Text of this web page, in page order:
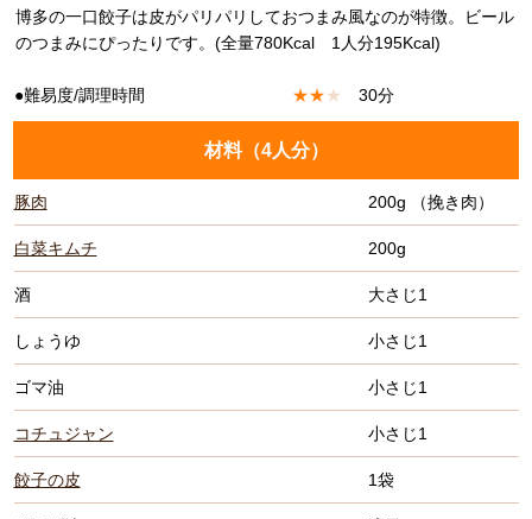
博多の一口餃子は皮がパリパリしておつまみ風なのが特徴。ビール
のつまみにぴったりです。(全量780Kcal 1人分195Kcal)
●難易度/調理時間 ★★★ 30分
材料（4人分）
豚肉 200g （挽き肉）
白菜キムチ 200g
酒 大さじ1
しょうゆ 小さじ1
ゴマ油 小さじ1
コチュジャン 小さじ1
餃子の皮 1袋